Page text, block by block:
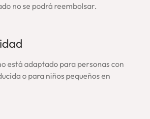
Romano:
recibirás inmediatamente la
A continuación, sin tener que esperar,
el voucher con todos los detalles:
no se podrá reembolsar.
está adaptado para personas con
o para niños pequeños en